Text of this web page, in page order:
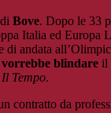
Bove. Dopo le 33
Italia ed Europa
di andata
blindare il
Il Tempo.
contratto da